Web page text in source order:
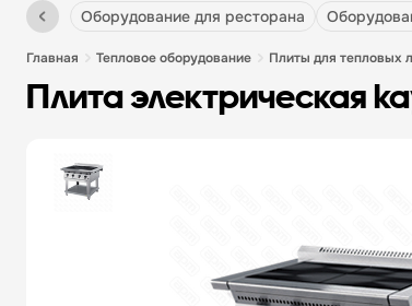
оборудование для ресторана
главная тепловое оборудование плиты для тепловых
плита электрическая